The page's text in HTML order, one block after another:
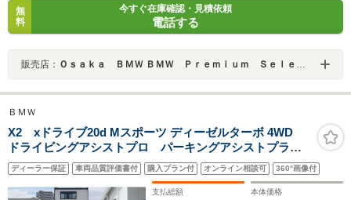
無
料
今すぐ在庫確認・見積依頼
電話する
販売店： Ｏｓａｋａ ＢＭＷ ＢＭＷ Ｐｒｅｍｉｕｍ Ｓｅｌｅｃｔｉｏｎ 城東鶴見
ＢＭＷ
X2 xドライブ20d Mスポーツ ディーゼルターボ 4WD
ドライビングアシストプロ パーキングアシストプラ
ス ヘッドアップディスプレイ オートテールゲート
アダプティブLEDヘッドライト 19インチアロイホイー
ル アンビエントライト Bluetooth 認定中古車
ディーラー保証 車両品質評価書付 購入プラン付 オンライン相談可 360°画像付
支払総額 本体価格